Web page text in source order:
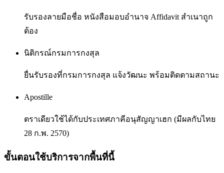
รับรองลายมือชื่อ หนังสือมอบอำนาจ Affidavit สำเนาถูก
ต้อง
นิติกรณ์กรมการกงสุล
ยื่นรับรองที่กรมการกงสุล แจ้งวัฒนะ พร้อมติดตามสถานะ
Apostille
ตราเดียวใช้ได้กับประเทศภาคีอนุสัญญาเฮก (มีผลกับไทย
28 ก.พ. 2570)
ขั้นตอนใช้บริการจากพื้นที่นี้